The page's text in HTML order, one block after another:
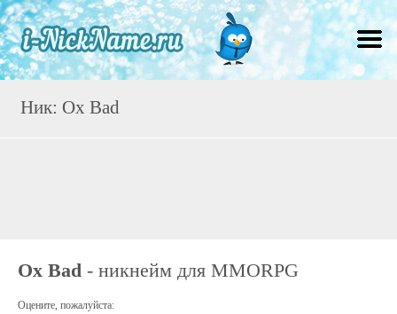
Ник: Ox Bad
Ox Bad - никнейм для MMORPG
Оцените, пожалуйста: